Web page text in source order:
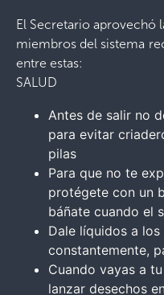
El Secretario aprovechó
miembros del sistema
entre estas:
SALUD
Antes de salir no
para evitar
pilas
Para que no te
protégete con un
báñate cuando el
Dale líquidos a
constantemente,
Cuando vayas a
lanzar desechos